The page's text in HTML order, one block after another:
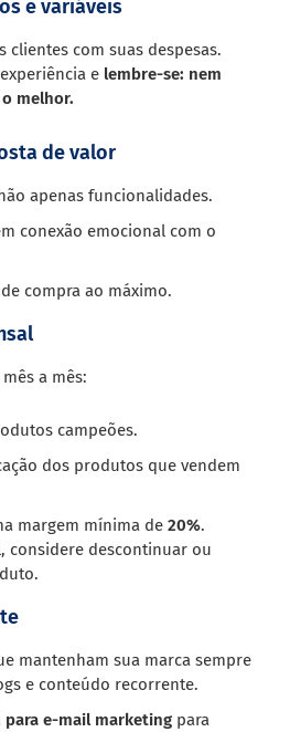
e variáveis
clientes com suas despesas.
e lembre-se: nem
melhor.
de valor
apenas funcionalidades.
conexão emocional com o
compra ao máximo.
a mês:
campeões.
dos produtos que vendem
margem mínima de20%.
considere descontinuar ou
mantenham sua marca sempre
e conteúdo recorrente.
para e-mail marketing para